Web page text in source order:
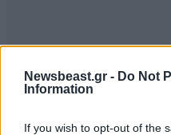
Newsbeast.gr - Do Not
Information
If you wish to opt-out of the